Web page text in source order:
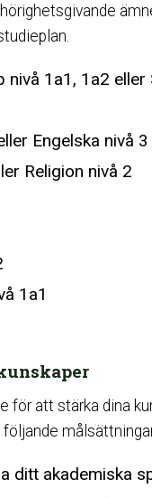
nivå 1a1, 1a2
Engelska nivå 3
Religion nivå 2
1a1
för att stärka dina
ditt akademiska